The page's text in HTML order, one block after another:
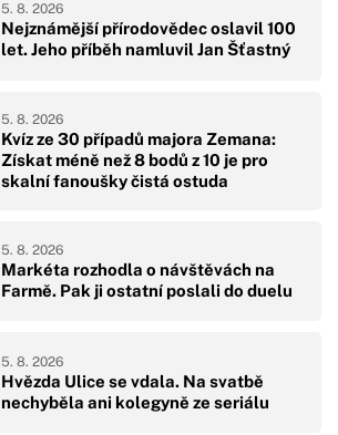
Nejznámější přírodovědec oslavil 100
let. Jeho příběh namluvil Jan Šťastný
5. 8. 2026
Kvíz ze 30 případů majora Zemana:
Získat méně než 8 bodů z 10 je pro
skalní fanoušky čistá ostuda
5. 8. 2026
Markéta rozhodla o návštěvách na
Farmě. Pak ji ostatní poslali do duelu
5. 8. 2026
Hvězda Ulice se vdala. Na svatbě
nechyběla ani kolegyně ze seriálu
5. 8. 2026